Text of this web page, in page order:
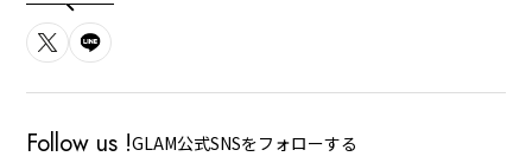
Follow us !GLAM公式SNSをフォローする